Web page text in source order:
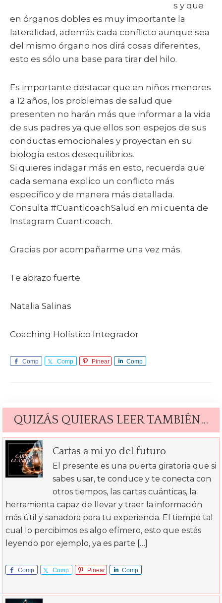
s y que
en órganos dobles es muy importante la
lateralidad, además cada conflicto aunque sea
del mismo órgano nos dirá cosas diferentes,
esto es sólo una base para tirar del hilo.
Es importante destacar que en niños menores
a 12 años, los problemas de salud que
presenten no harán más que informar a la vida
de sus padres ya que ellos son espejos de sus
conductas emocionales y proyectan en su
biología estos desequilibrios.
Si quieres indagar más en esto, recuerda que
cada semana explico un conflicto más
específico y de manera más detallada.
Consulta #CuanticoachSalud en mi cuenta de
Instagram Cuanticoach.
Gracias por acompañarme una vez más.
Te abrazo fuerte.
Natalia Salinas
Coaching Holístico Integrador
Comp
Comp
Pinear
Comp
QUIZÁS QUIERAS LEER TAMBIÉN…
Cartas a mi yo del futuro
El presente es una puerta giratoria que si
sabes usar, te conduce y te conecta con
otros tiempos, las cartas cuánticas, la
herramienta capaz de llevar y traer la información
más útil y sanadora para tu experiencia. El tiempo tal
cual lo percibimos es algo efímero, esto que estás
leyendo por ejemplo, ya es parte […]
Comp
Comp
Pinear
Comp